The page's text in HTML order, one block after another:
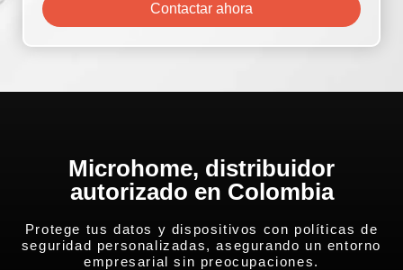
Contactar ahora
Microhome, distribuidor
autorizado en Colombia
Protege tus datos y dispositivos con políticas de
seguridad personalizadas, asegurando un entorno
empresarial sin preocupaciones.